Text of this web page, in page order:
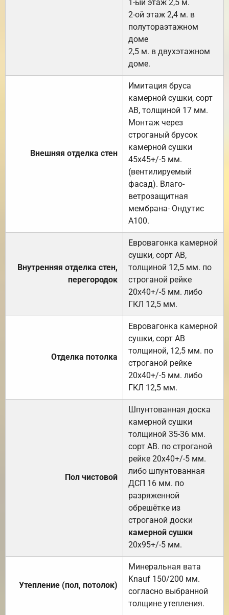
1-ый этаж 2,5 м.
2-ой этаж 2,4 м. в
полутораэтажном
доме
2,5 м. в двухэтажном
доме.
Внешняя отделка стен
Имитация бруса
камерной сушки, сорт
АВ, толщиной 17 мм.
Монтаж через
строганый брусок
камерной сушки
45х45+/-5 мм.
(вентилируемый
фасад). Влаго-
ветрозащитная
мембрана- Ондутис
А100.
Внутренняя отделка стен,
перегородок
Евровагонка камерной
сушки, сорт АВ,
толщиной 12,5 мм. по
строганой рейке
20х40+/-5 мм. либо
ГКЛ 12,5 мм.
Отделка потолка
Евровагонка камерной
сушки, сорт АВ
толщиной, 12,5 мм. по
строганой рейке
20х40+/-5 мм. либо
ГКЛ 12,5 мм.
Пол чистовой
Шпунтованная доска
камерной сушки
толщиной 35-36 мм.
сорт АВ. по строганой
рейке 20х40+/-5 мм.
либо шпунтованная
ДСП 16 мм. по
разряженной
обрешётке из
строганой доски
камерной сушки
20х95+/-5 мм.
Утепление (пол, потолок)
Минеральная вата
Knauf 150/200 мм.
согласно выбранной
толщине утепления.